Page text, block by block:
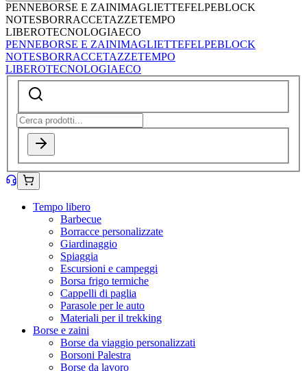
PENNEBORSE E ZAINIMAGLIETTEFELPEBLOCK
NOTESBORRACCETAZZETEMPO
LIBEROTECNOLOGIAECO
PENNEBORSE E ZAINIMAGLIETTEFELPEBLOCK
NOTESBORRACCETAZZETEMPO
LIBEROTECNOLOGIAECO
Tempo libero
Barbecue
Borracce personalizzate
Giardinaggio
Spiaggia
Escursioni e campeggi
Borsa frigo termiche
Cappelli di paglia
Parasole per le auto
Materiali per il trekking
Borse e zaini
Borse da viaggio personalizzati
Borsoni Palestra
Borse da lavoro